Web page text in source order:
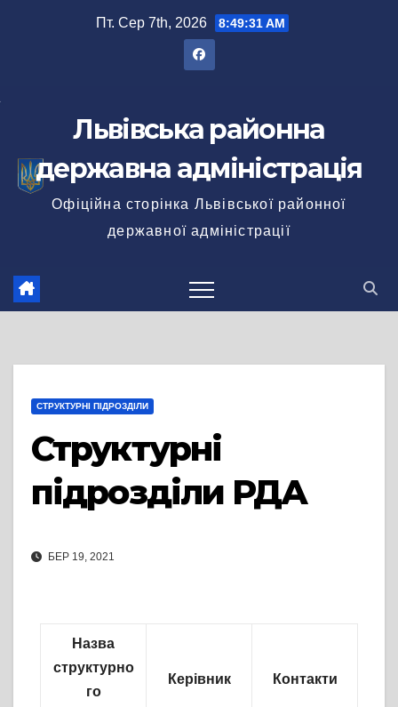
Пт. Сер 7th, 2026 8:49:32 AM
Львівська районна
державна адміністрація
Офіційна сторінка Львівської районної
державної адміністрації
СТРУКТУРНІ ПІДРОЗДІЛИ
Структурні
підрозділи РДА
БЕР 19, 2021
Назва
структурно
го
Керівник Контакти